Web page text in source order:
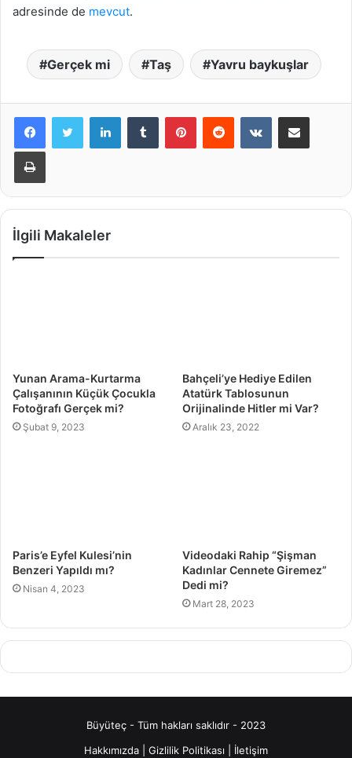
adresinde de mevcut.
Gerçek mi Taş Yavru baykuşlar
LinkedInTumblr PinterestReddit VKontakteE-Posta ile paylaş
Yazdır
İlgili Makaleler
Yunan Arama-Kurtarma
Çalışanının Küçük Çocukla
Fotoğrafı Gerçek mi?
Şubat 9, 2023
Bahçeli’ye Hediye Edilen
Atatürk Tablosunun
Orijinalinde Hitler mi Var?
Aralık 23, 2022
Paris’e Eyfel Kulesi’nin
Benzeri Yapıldı mı?
Nisan 4, 2023
Videodaki Rahip “Şişman
Kadınlar Cennete Giremez”
Dedi mi?
Mart 28, 2023
Büyüteç - Tüm hakları saklıdır - 2023
Hakkımızda
Gizlilik Politikası İletişim